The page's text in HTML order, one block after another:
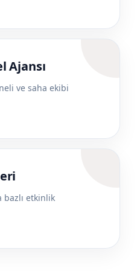
Ajansı
ve saha ekibi
bazlı etkinlik